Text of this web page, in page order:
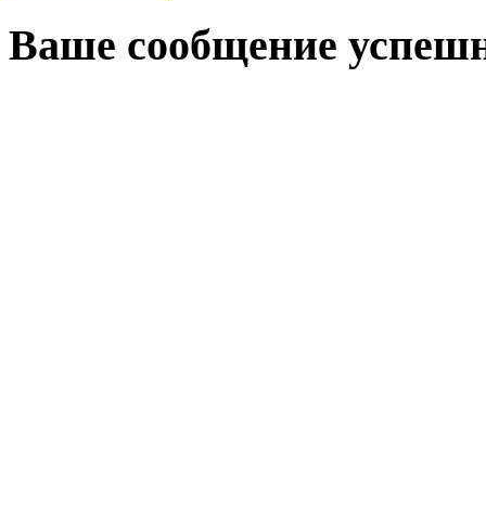
Ваше сообщение